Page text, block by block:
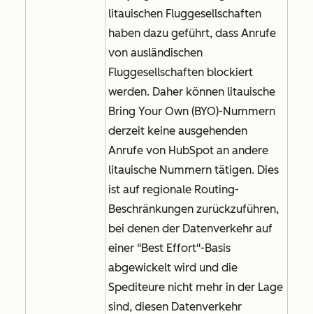
litauischen Fluggesellschaften
haben dazu geführt, dass Anrufe
von ausländischen
Fluggesellschaften blockiert
werden. Daher können litauische
Bring Your Own (BYO)-Nummern
derzeit keine ausgehenden
Anrufe von HubSpot an andere
litauische Nummern tätigen. Dies
ist auf regionale Routing-
Beschränkungen zurückzuführen,
bei denen der Datenverkehr auf
einer "Best Effort"-Basis
abgewickelt wird und die
Spediteure nicht mehr in der Lage
sind, diesen Datenverkehr